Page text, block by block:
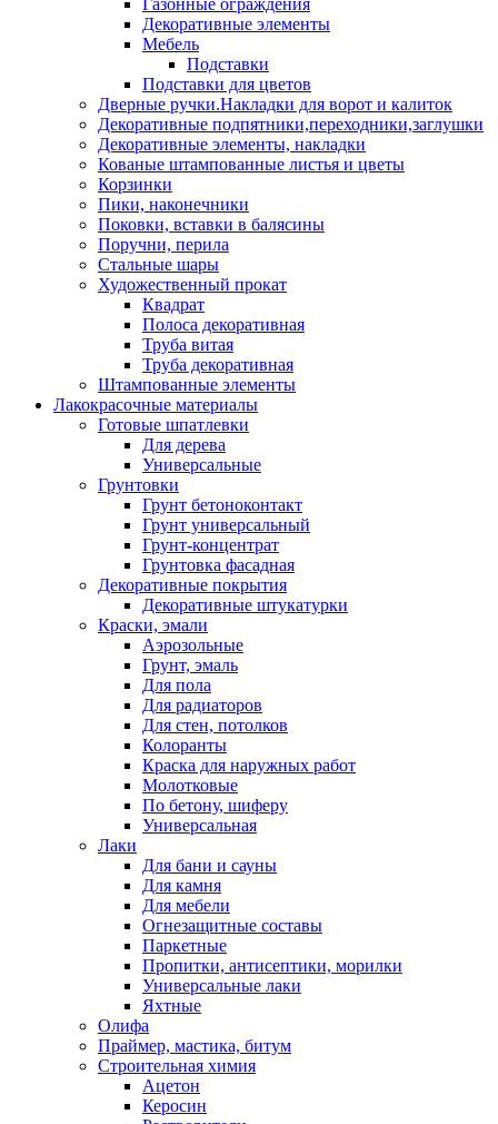
Декоративные элементы
Мебель
Подставки
Подставки для цветов
Дверные ручки.Накладки для ворот и калиток
Декоративные подпятники,переходники,заглушки
Декоративные элементы, накладки
Кованые штампованные листья и цветы
Корзинки
Пики, наконечники
Поковки, вставки в балясины
Поручни, перила
Стальные шары
Художественный прокат
Квадрат
Полоса декоративная
Труба витая
Труба декоративная
Штампованные элементы
Лакокрасочные материалы
Готовые шпатлевки
Для дерева
Универсальные
Грунтовки
Грунт бетоноконтакт
Грунт универсальный
Грунт-концентрат
Грунтовка фасадная
Декоративные покрытия
Декоративные штукатурки
Краски, эмали
Аэрозольные
Грунт, эмаль
Для пола
Для радиаторов
Для стен, потолков
Колоранты
Краска для наружных работ
Молотковые
По бетону, шиферу
Универсальная
Лаки
Для бани и сауны
Для камня
Для мебели
Огнезащитные составы
Паркетные
Пропитки, антисептики, морилки
Универсальные лаки
Яхтные
Олифа
Праймер, мастика, битум
Строительная химия
Ацетон
Керосин